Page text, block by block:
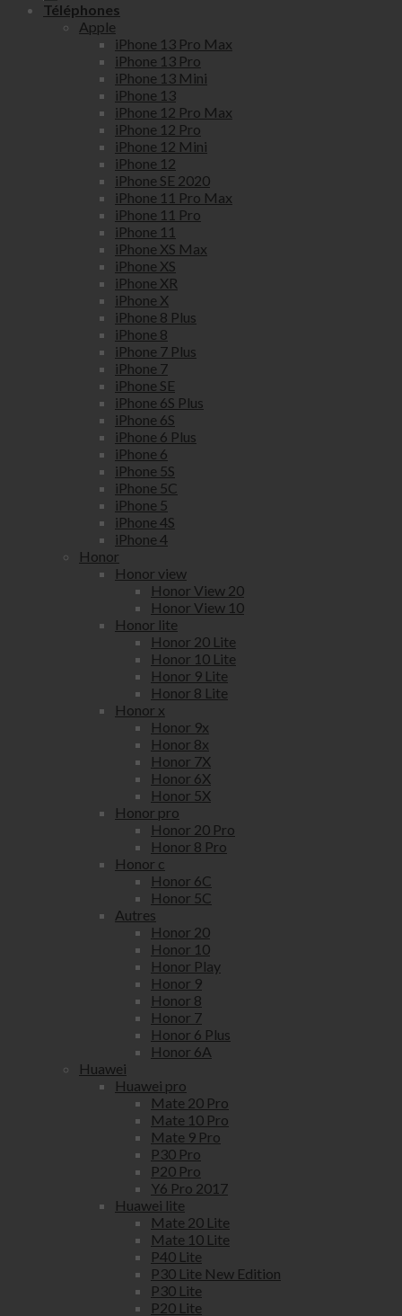
Téléphones
Apple
iPhone 13 Pro Max
iPhone 13 Pro
iPhone 13 Mini
iPhone 13
iPhone 12 Pro Max
iPhone 12 Pro
iPhone 12 Mini
iPhone 12
iPhone SE 2020
iPhone 11 Pro Max
iPhone 11 Pro
iPhone 11
iPhone XS Max
iPhone XS
iPhone XR
iPhone X
iPhone 8 Plus
iPhone 8
iPhone 7 Plus
iPhone 7
iPhone SE
iPhone 6S Plus
iPhone 6S
iPhone 6 Plus
iPhone 6
iPhone 5S
iPhone 5C
iPhone 5
iPhone 4S
iPhone 4
Honor
Honor view
Honor View 20
Honor View 10
Honor lite
Honor 20 Lite
Honor 10 Lite
Honor 9 Lite
Honor 8 Lite
Honor x
Honor 9x
Honor 8x
Honor 7X
Honor 6X
Honor 5X
Honor pro
Honor 20 Pro
Honor 8 Pro
Honor c
Honor 6C
Honor 5C
Autres
Honor 20
Honor 10
Honor Play
Honor 9
Honor 8
Honor 7
Honor 6 Plus
Honor 6A
Huawei
Huawei pro
Mate 20 Pro
Mate 10 Pro
Mate 9 Pro
P30 Pro
P20 Pro
Y6 Pro 2017
Huawei lite
Mate 20 Lite
Mate 10 Lite
P40 Lite
P30 Lite New Edition
P30 Lite
P20 Lite